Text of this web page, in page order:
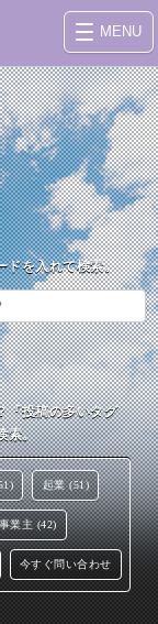
MENU
ドを入れて検索。
『投稿の多いタグ
索。
起業 (51)
業主 (42)
今すぐ問い合わせ